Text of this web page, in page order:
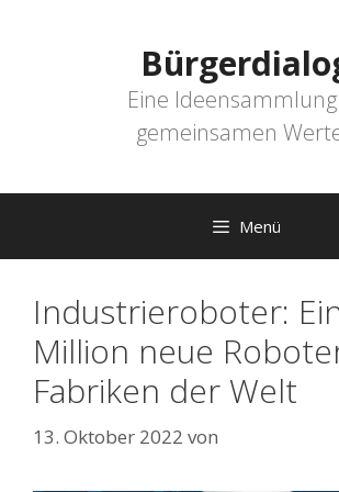
Eine
gemeinsamen
Menü
Industrieroboter:
Million neue
Fabriken der Welt
13. Oktober 2022 von